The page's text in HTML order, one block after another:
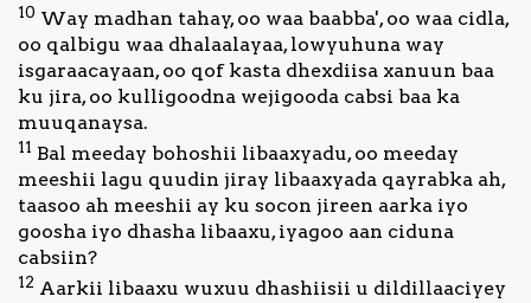
10 Way madhan tahay, oo waa baabba', oo waa cidla,
oo qalbigu waa dhalaalayaa, lowyuhuna way
isgaraacayaan, oo qof kasta dhexdiisa xanuun baa
ku jira, oo kulligoodna wejigooda cabsi baa ka
muuqanaysa.
11 Bal meeday bohoshii libaaxyadu, oo meeday
meeshii lagu quudin jiray libaaxyada qayrabka ah,
taasoo ah meeshii ay ku socon jireen aarka iyo
goosha iyo dhasha libaaxu, iyagoo aan ciduna
cabsiin?
12 Aarkii libaaxu wuxuu dhashiisii u dildillaaciyey